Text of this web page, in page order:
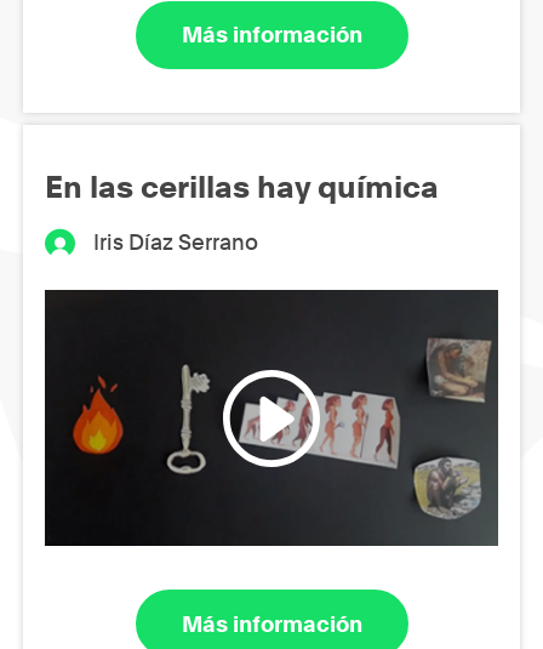
Más información
En las cerillas hay química
Iris Díaz Serrano
Más información